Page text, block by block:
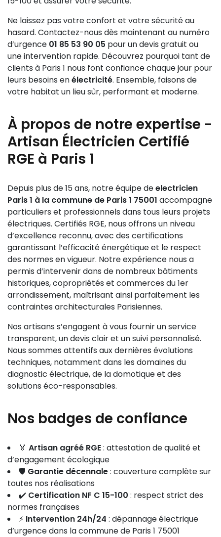
mise aux normes et la prise de terre.
Ces gestes simples permettent de prolonger la
durée de vie de votre installation et d’assurer votre
sécurité au quotidien.
Ne laissez pas votre confort et votre sécurité au
hasard. Contactez-nous dès maintenant au numéro
d’urgence 01 85 53 90 05 pour un devis gratuit ou
une intervention rapide. Découvrez pourquoi tant de
clients à Paris 1 nous font confiance chaque jour pour
leurs besoins enélectricité. Ensemble, faisons de
votre habitat un lieu sûr, performant et moderne.
À propos de notre expertise -
Artisan Électricien Certifié
RGE à Paris 1
Depuis plus de 15 ans, notre équipe deelectricien
Paris 1 à la commune de Paris 1 75001 accompagne
particuliers et professionnels dans tous leurs projets
électriques. Certifiés RGE, nous offrons un niveau
d’excellence reconnu, avec des certifications
garantissant l’efficacité énergétique et le respect
des normes en vigueur. Notre expérience nous a
permis d’intervenir dans de nombreux bâtiments
historiques, copropriétés et commerces du 1er
arrondissement, maîtrisant ainsi parfaitement les
contraintes architecturales Parisiennes.
Nos artisans s’engagent à vous fournir un service
transparent, un devis clair et un suivi personnalisé.
Nous sommes attentifs aux dernières évolutions
techniques, notamment dans les domaines du
diagnostic électrique, de la domotique et des
solutions éco-responsables.
Nos badges de confiance
🏅 Artisan agréé RGE: attestation de qualité et
d’engagement écologique
🛡️ Garantie décennale: couverture complète sur
toutes nos réalisations
✔️ Certification NF C 15-100 : respect strict des
normes françaises
⚡ Intervention 24h/24 : dépannage électrique
d’urgence dans la commune de Paris 1 75001